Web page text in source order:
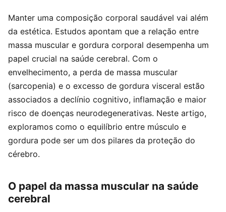
Manter uma composição corporal saudável vai além
da estética. Estudos apontam que a relação entre
massa muscular e gordura corporal desempenha um
papel crucial na saúde cerebral. Com o
envelhecimento, a perda de massa muscular
(sarcopenia) e o excesso de gordura visceral estão
associados a declínio cognitivo, inflamação e maior
risco de doenças neurodegenerativas. Neste artigo,
exploramos como o equilíbrio entre músculo e
gordura pode ser um dos pilares da proteção do
cérebro.
O papel da massa muscular na saúde
cerebral